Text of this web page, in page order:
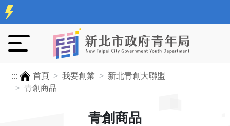
::: 首頁 我要創業
新北青創大聯盟
青創商品
青創商品